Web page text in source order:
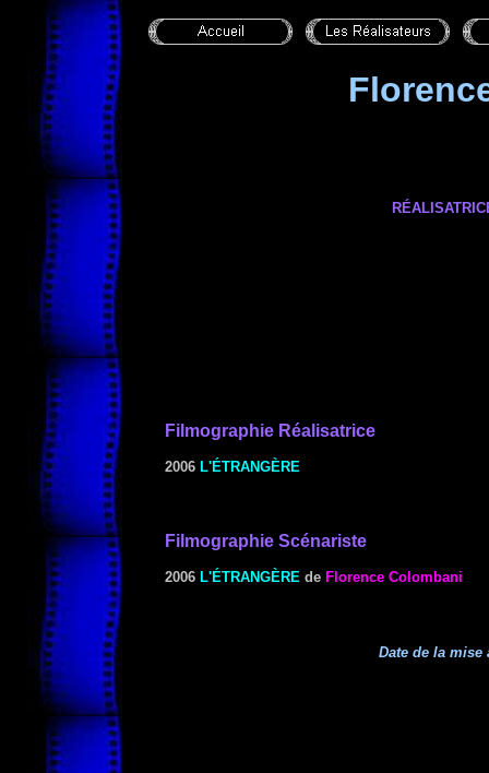
Filmographie Réalisatrice
2006 L'ÉTRANGÈRE
Filmographie Scénariste
2006 L'ÉTRANGÈRE de Florence Colombani
Date de la